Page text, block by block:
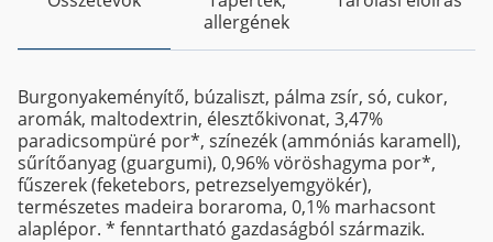
allergének
Burgonyakeményítő, búzaliszt, pálma zsír, só, cukor,
aromák, maltodextrin, élesztőkivonat, 3,47%
paradicsompüré por*, színezék (ammóniás karamell),
sűrítőanyag (guargumi), 0,96% vöröshagyma por*,
fűszerek (feketebors, petrezselyemgyökér),
természetes madeira boraroma, 0,1% marhacsont
alaplépor. * fenntartható gazdaságból származik.